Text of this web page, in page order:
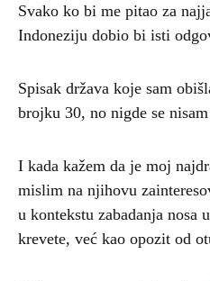
Svako ko bi me pitao za
Indoneziju dobio bi isti
Spisak država koje sam
brojku 30, no nigde se
I kada kažem da je moj
mislim na njihovu
u kontekstu zabadanja nosa
krevete, već kao opozit od